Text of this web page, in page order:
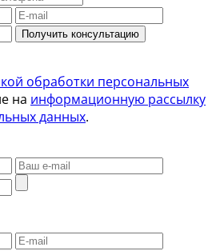
Получить консультацию
обработки персональных
на информационную рассылку
данных.